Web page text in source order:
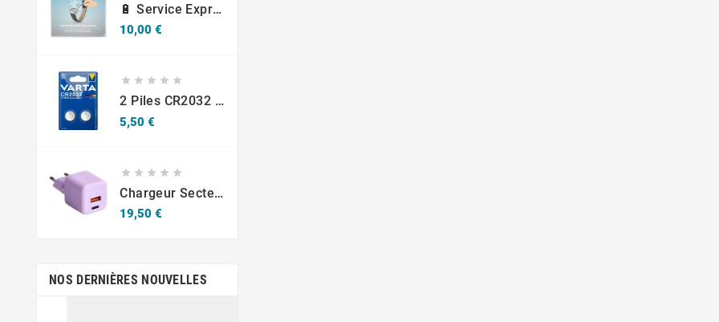
🔋 Service Express : Remplacement De Piles D'Horlogerie
10,00 €
    
2 Piles CR2032 Varta Bouton Lithium 3V
5,50 €
    
Chargeur Secteur Rapide USB-A 18W QC / USB-C 30W PD Compact GaN
19,50 €
NOS DERNIÈRES NOUVELLES